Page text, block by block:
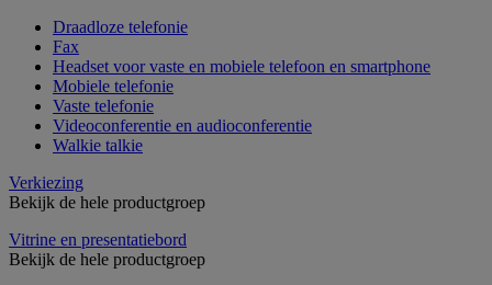
Draadloze telefonie
Fax
Headset voor vaste en mobiele telefoon en smartphone
Mobiele telefonie
Vaste telefonie
Videoconferentie en audioconferentie
Walkie talkie
Verkiezing
Bekijk de hele productgroep
Vitrine en presentatiebord
Bekijk de hele productgroep